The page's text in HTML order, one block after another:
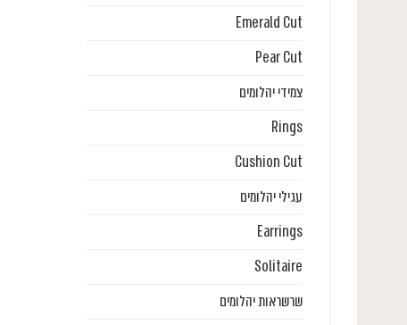
Emerald Cut
Pear Cut
צמידי יהלומים
Rings
Cushion Cut
עגילי יהלומים
Earrings
Solitaire
שרשראות יהלומים